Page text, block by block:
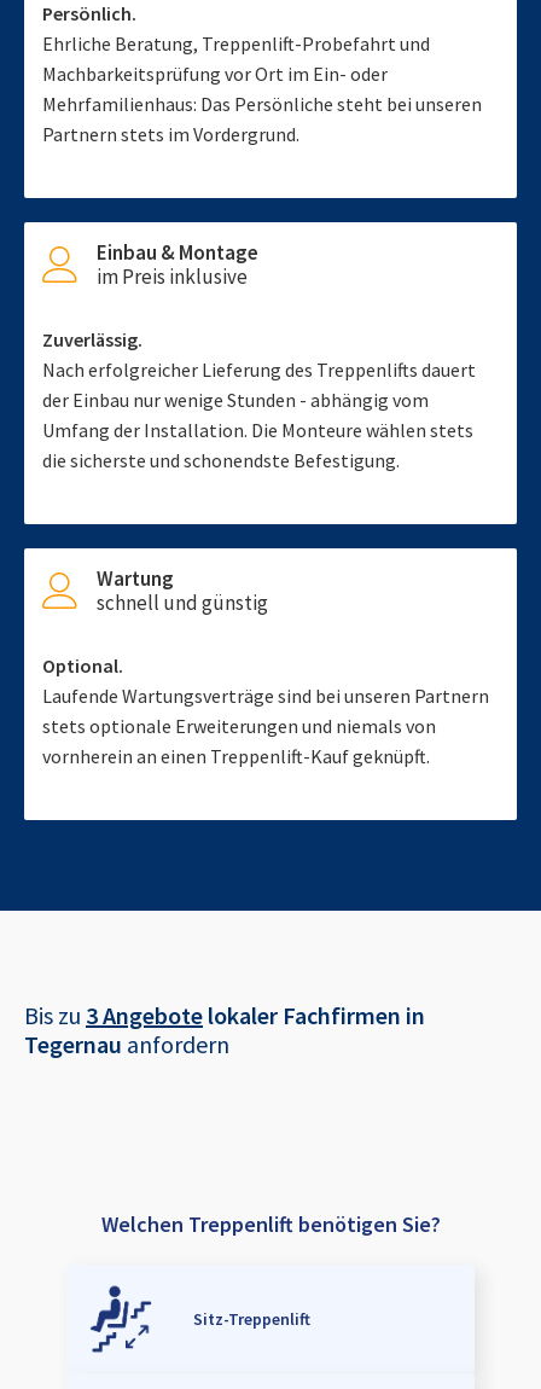
Persönlich.
Ehrliche Beratung, Treppenlift-Probefahrt und
Machbarkeitsprüfung vor Ort im Ein- oder
Mehrfamilienhaus: Das Persönliche steht bei unseren
Partnern stets im Vordergrund.
Einbau & Montage
im Preis inklusive
Zuverlässig.
Nach erfolgreicher Lieferung des Treppenlifts dauert
der Einbau nur wenige Stunden - abhängig vom
Umfang der Installation. Die Monteure wählen stets
die sicherste und schonendste Befestigung.
Wartung
schnell und günstig
Optional.
Laufende Wartungsverträge sind bei unseren Partnern
stets optionale Erweiterungen und niemals von
vornherein an einen Treppenlift-Kauf geknüpft.
Bis zu 3 Angebote lokaler Fachfirmen in
Tegernau anfordern
Welchen Treppenlift benötigen Sie?
Sitz-Treppenlift